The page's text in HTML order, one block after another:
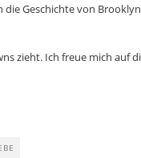
Geschichte von
zieht. Ich freue mich auf